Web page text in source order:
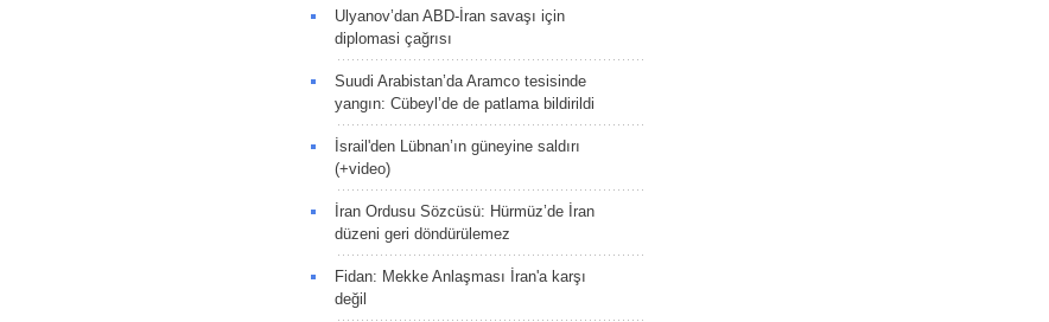
Ulyanov’dan ABD-İran savaşı için
diplomasi çağrısı
Suudi Arabistan’da Aramco tesisinde
yangın: Cübeyl’de de patlama bildirildi
İsrail'den Lübnan’ın güneyine saldırı
(+video)
İran Ordusu Sözcüsü: Hürmüz’de İran
düzeni geri döndürülemez
Fidan: Mekke Anlaşması İran'a karşı
değil